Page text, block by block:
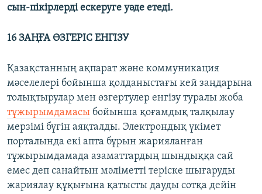
сын-пікірлерді ескеруге уәде етеді.
16 ЗАҢҒА ӨЗГЕРІС ЕНГІЗУ
Қазақстанның ақпарат және коммуникация
мәселелері бойынша қолданыстағы кей заңдарына
толықтырулар мен өзгертулер енгізу туралы жоба
тұжырымдамасы бойынша қоғамдық талқылау
мерзімі бүгін аяқталды. Электрондық үкімет
порталында екі апта бұрын жарияланған
тұжырымдамада азаматтардың шындыққа сай
емес деп санайтын мәліметті теріске шығаруды
жариялау құқығына қатысты дауды сотқа дейін